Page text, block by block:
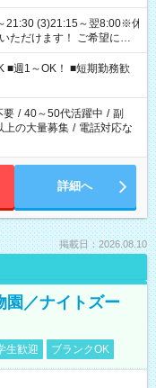
(3)21:15～翌8:00※休
ただけます！ ご希望に合
22時/20-翌4時/21-翌5
選んで頂ける完全自由シ
■週1～OK！ ■短期勤務歓
要 / 40～50代活躍中 / 副
上の大量募集 / 電話対応な
詳細へ
掲載日：2026.08.10
／ナイトズー
生歓迎 ブランクOK